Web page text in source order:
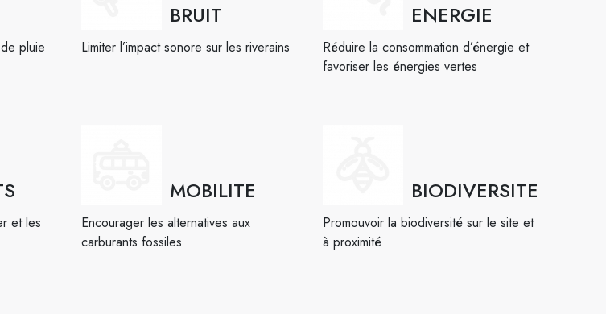
pluie
BRUIT
Limiter l’impact sonore sur les riverains
ENERGIE
Réduire la consommation d’énergie et
favoriser les énergies vertes
et les
MOBILITE
Encourager les alternatives aux
carburants fossiles
BIODIVERSITE
Promouvoir la biodiversité sur le site et
à proximité